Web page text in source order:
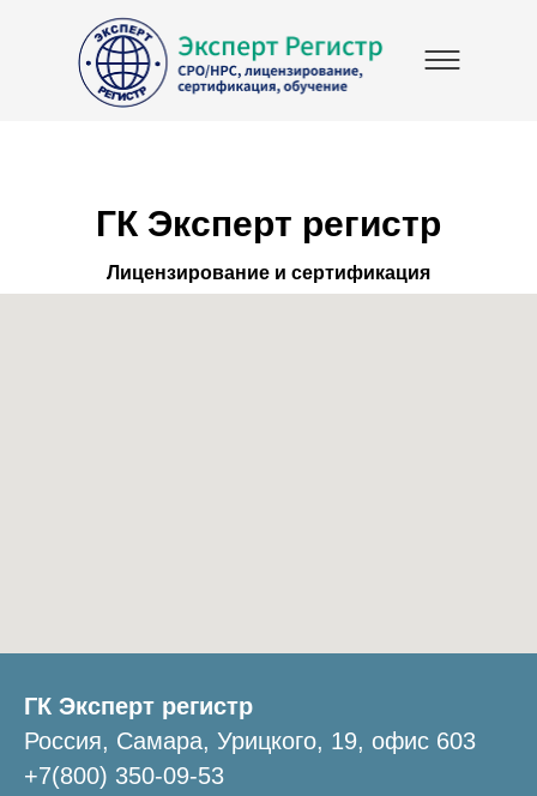
ГК Эксперт регистр
Лицензирование и сертификация
ГК Эксперт регистр
Россия, Самара, Урицкого, 19, офис 603
+7(800) 350-09-53